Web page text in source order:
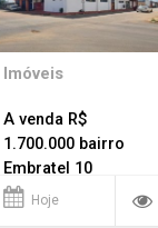
Imóveis
A venda R$
1.700.000 bairro
Embratel 10
apartamentos!
Hoje